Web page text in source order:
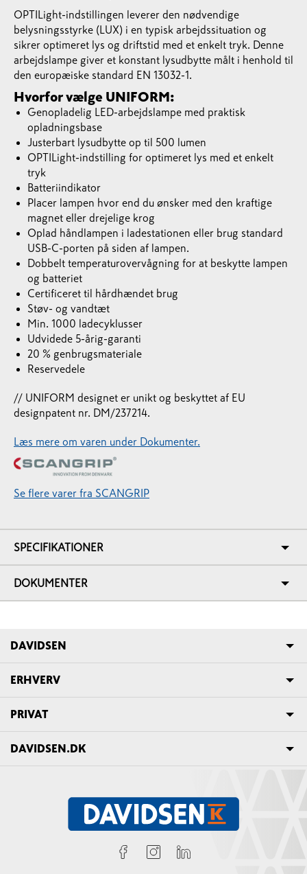
OPTILight-indstillingen leverer den nødvendige
belysningsstyrke (LUX) i en typisk arbejdssituation og
sikrer optimeret lys og driftstid med et enkelt tryk. Denne
arbejdslampe giver et konstant lysudbytte målt i henhold til
den europæiske standard EN 13032-1.
Hvorfor vælge UNIFORM:
Genopladelig LED-arbejdslampe med praktisk
opladningsbase
Justerbart lysudbytte op til 500 lumen
OPTILight-indstilling for optimeret lys med et enkelt
tryk
Batteriindikator
Placer lampen hvor end du ønsker med den kraftige
magnet eller drejelige krog
​Oplad håndlampen i ladestationen eller brug standard
USB-C-porten på siden af lampen.
Dobbelt temperaturovervågning for at beskytte lampen
og batteriet
Certificeret til hårdhændet brug
Støv- og vandtæt
Min. 1000 ladecyklusser
Udvidede 5-årig-garanti
20 % genbrugsmateriale
Reservedele
// UNIFORM designet er unikt og beskyttet af EU
designpatent nr. DM/237214.
Læs mere om varen under Dokumenter.
Se flere varer fra SCANGRIP
SPECIFIKATIONER
DOKUMENTER
DAVIDSEN
ERHVERV
PRIVAT
DAVIDSEN.DK